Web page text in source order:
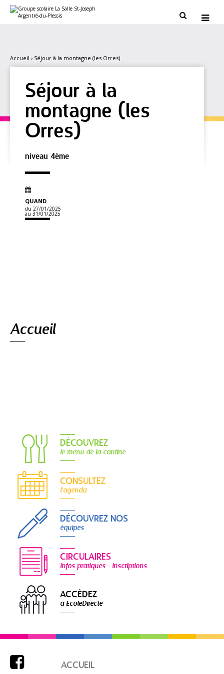
contenu.
personnels
 
Accueil › Séjour à la montagne (les Orres)
Séjour à la
montagne (les
Orres)
niveau 4ème
QUAND
du 27/01/2025
au 31/01/2025
Accueil
DÉCOUVREZ
le menu de la cantine
CONSULTEZ
l'agenda
DÉCOUVREZ NOS
équipes
CIRCULAIRES
infos pratiques - inscriptions
ACCÉDEZ
à EcoleDirecte
 ACCUEIL